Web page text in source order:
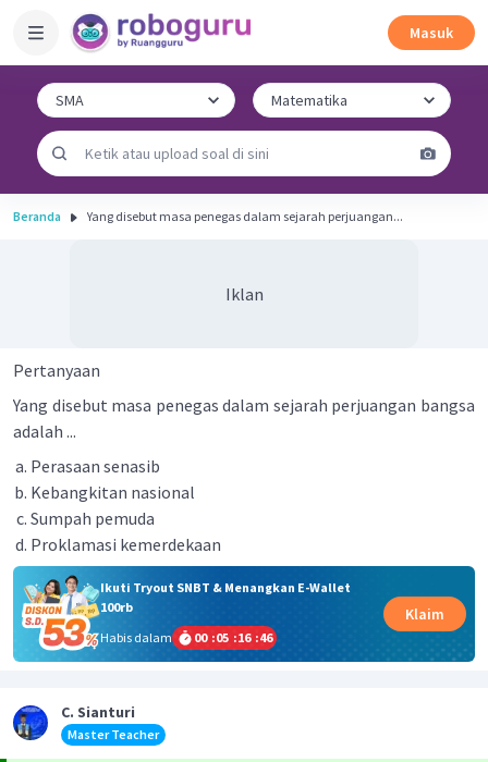
Masuk
Beranda Yang disebut masa penegas dalam sejarah perjuangan...
Iklan
Pertanyaan
Yang disebut masa penegas dalam sejarah perjuangan bangsa
adalah ...
Perasaan senasib
Kebangkitan nasional
Sumpah pemuda
Proklamasi kemerdekaan
Ikuti Tryout SNBT & Menangkan E-Wallet
100rb
Habis dalam
00 :05 :16 :46
Klaim
C. Sianturi
Master Teacher